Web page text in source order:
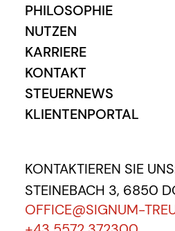
PHILOSOPHIE
NUTZEN
KARRIERE
KONTAKT
STEUERNEWS
KLIENTENPORTAL
KONTAKTIEREN SIE
STEINEBACH 3, 6850
OFFICE@SIGNUM-